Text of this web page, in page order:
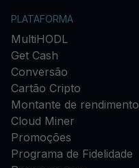
PLATAFORMA
MultiHODL
Get Cash
Conversão
Cartão Cripto
Montante de rendimento
Cloud Miner
Promoções
Programa de Fidelidade